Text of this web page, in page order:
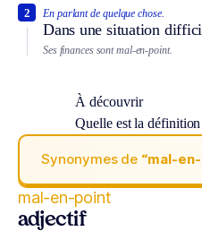
En parlant de quelque chose.
Dans une situation
2
Ses finances sont mal-en-point.
À découvrir
Quelle est la
Synonymes de “mal-
mal-en-point
adjectif